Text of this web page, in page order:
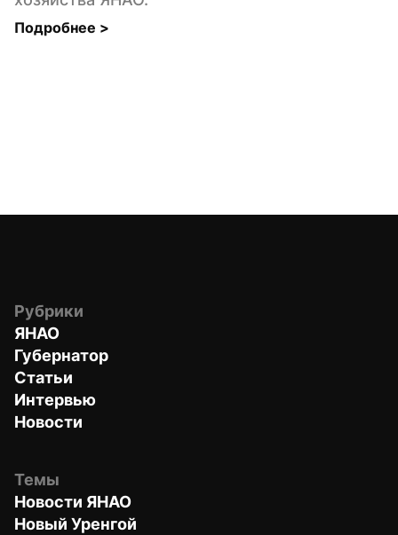
Подробнее >
Рубрики
ЯНАО
Губернатор
Статьи
Интервью
Новости
Темы
Новости ЯНАО
Новый Уренгой